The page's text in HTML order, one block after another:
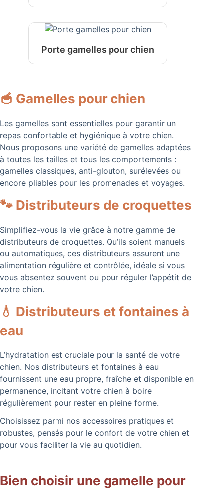
Porte gamelles pour chien
🥣 Gamelles pour chien
Les gamelles sont essentielles pour garantir un
repas confortable et hygiénique à votre chien.
Nous proposons une variété de gamelles adaptées
à toutes les tailles et tous les comportements :
gamelles classiques, anti-glouton, surélevées ou
encore pliables pour les promenades et voyages.
🐾 Distributeurs de croquettes
Simplifiez-vous la vie grâce à notre gamme de
distributeurs de croquettes. Qu’ils soient manuels
ou automatiques, ces distributeurs assurent une
alimentation régulière et contrôlée, idéale si vous
vous absentez souvent ou pour réguler l’appétit de
votre chien.
💧 Distributeurs et fontaines à
eau
L’hydratation est cruciale pour la santé de votre
chien. Nos distributeurs et fontaines à eau
fournissent une eau propre, fraîche et disponible en
permanence, incitant votre chien à boire
régulièrement pour rester en pleine forme.
Choisissez parmi nos accessoires pratiques et
robustes, pensés pour le confort de votre chien et
pour vous faciliter la vie au quotidien.
Bien choisir une gamelle pour